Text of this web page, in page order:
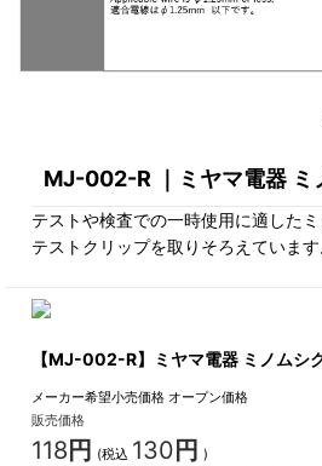
MJ-002-R ｜ミヤマ電器 ミ
テストや検査での一時使用に適した
テストクリップを取りそろえています
【MJ-002-R】ミヤマ電器 ミノムシ
メーカー希望小売価格 オープン価格
販売価格
118 円 (税込 130 円 )